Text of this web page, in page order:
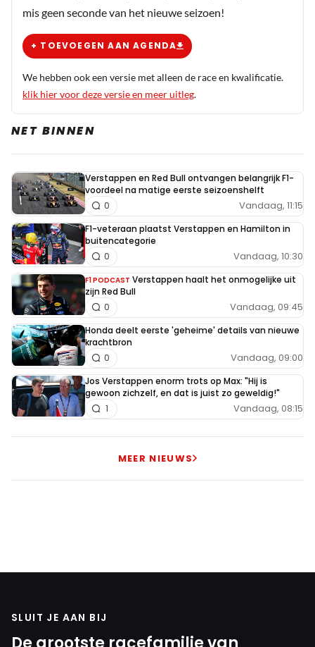
mis geen seconde van het nieuwe seizoen!
+ TOEVOEGEN AAN AGENDA
We hebben ook een versie met alleen de race en kwalificatie.
klik hier voor deze versie en meer uitleg.
NET BINNEN
Verstappen en Red Bull ontvangen belangrijk F1-
voordeel na matige eerste seizoenshelft
Vandaag, 11:15
0
F1-veteraan plaatst Verstappen en Hamilton in
buitencategorie
Vandaag, 10:30
0
F1 PODCAST Verstappen haalt het onmogelijke uit
zijn Red Bull
Vandaag, 09:45
0
Honda deelt eerste 'geheime' details van nieuwe
krachtbron
Vandaag, 09:00
0
Jos Verstappen enorm trots op Max: "Hij is
gewoon zichzelf, en dat is juist zo geweldig!"
Vandaag, 08:15
1
MEER NIEUWS
SLUIT JE AAN BIJ